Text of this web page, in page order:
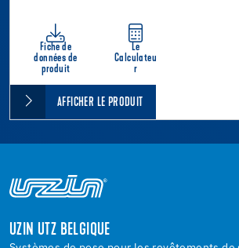
Fiche de
données de
produit
Le
Calculateu
r
AFFICHER LE PRODUIT
UZIN UTZ BELGIQUE